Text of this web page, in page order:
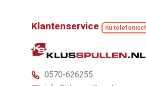
Klantenservice nu
0570-626255